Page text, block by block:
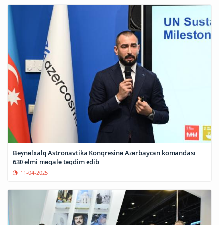
Beynəlxalq Astronavtika Konqresinə Azərbaycan komandası
630 elmi məqalə təqdim edib
11-04-2025